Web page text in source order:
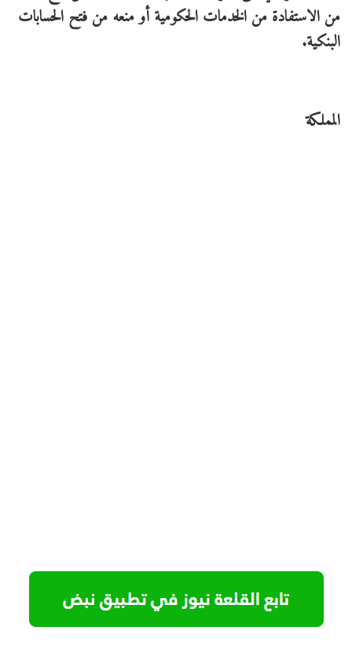
من الاستفادة من الخدمات الحكومية أو منعه من فتح الحسابات
البنكية.
المملكة